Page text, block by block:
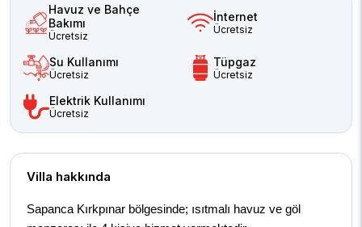
Havuz ve Bahçe
Bakımı
Ücretsiz
İnternet
Ücretsiz
Su Kullanımı
Ücretsiz
Tüpgaz
Ücretsiz
Elektrik Kullanımı
Ücretsiz
Villa hakkında
Sapanca Kırkpınar bölgesinde; ısıtmalı havuz ve göl